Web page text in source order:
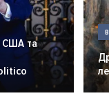
США та